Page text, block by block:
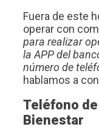
Fuera de este
operar con
para realizar
la APP del
número de
hablamos a
Teléfono
Bienestar